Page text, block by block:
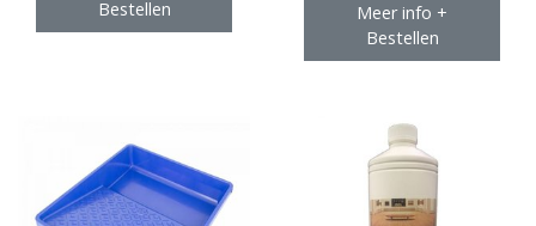
Bestellen
Meer info +
Bestellen